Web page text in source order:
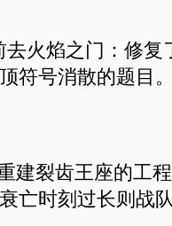
火焰之门：修复
符号消散的题目
裂齿王座的工
亡时刻过长则战